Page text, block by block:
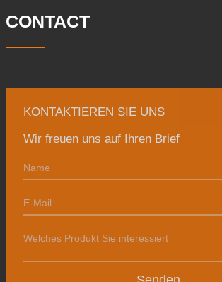
CONTACT
KONTAKTIEREN SIE UNS
Wir freuen uns auf Ihren Brief